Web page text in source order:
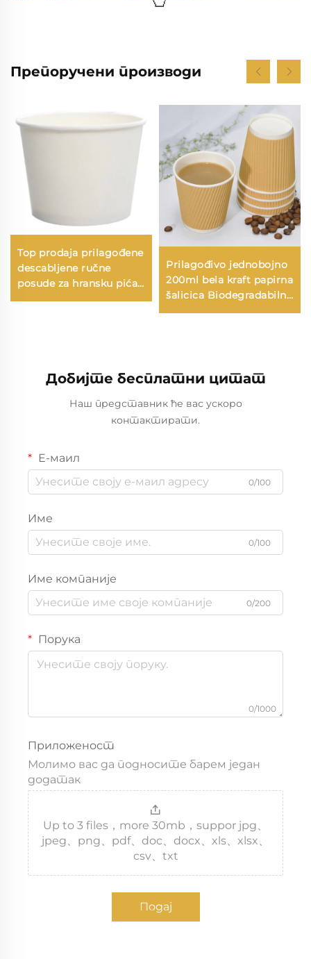
Препоручени производи
Top prodaja prilagođene
descabljene ručne
posude za hransku pića
pakovan u reciklabilnom
Prilagođivo jednobojno
200ml bela kraft papirna
šalicica Biodegradabilno
jednorazno ugljično piće
Добијте бесплатни цитат
Наш представник ће вас ускоро
контактирати.
Е-маил
0/100
Име
0/100
Име компаније
0/200
Порука
0/1000
Приложеност
Молимо вас да подносите барем један
додатак
Up to 3 files，more 30mb，suppor jpg、
jpeg、png、pdf、doc、docx、xls、xlsx、
csv、txt
Подај